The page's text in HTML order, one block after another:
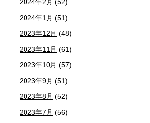
2024年2月 (52)
2024年1月 (51)
2023年12月 (48)
2023年11月 (61)
2023年10月 (57)
2023年9月 (51)
2023年8月 (52)
2023年7月 (56)